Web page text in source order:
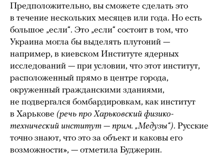
Предположительно, вы сможете сделать это
в течение нескольких месяцев или года. Но есть
большое „если“. Это „если“ состоит в том, что
Украина могла бы выделять плутоний —
например, в киевском Институте ядерных
исследований — при условии, что этот институт,
расположенный прямо в центре города,
окруженный гражданскими зданиями,
не подвергался бомбардировкам, как институт
в Харькове (речь про Харьковский физико-
технический институт — прим. „Медузы“). Русские
точно знают, что это за объект и каковы его
возможности», — отметила Буджерин.